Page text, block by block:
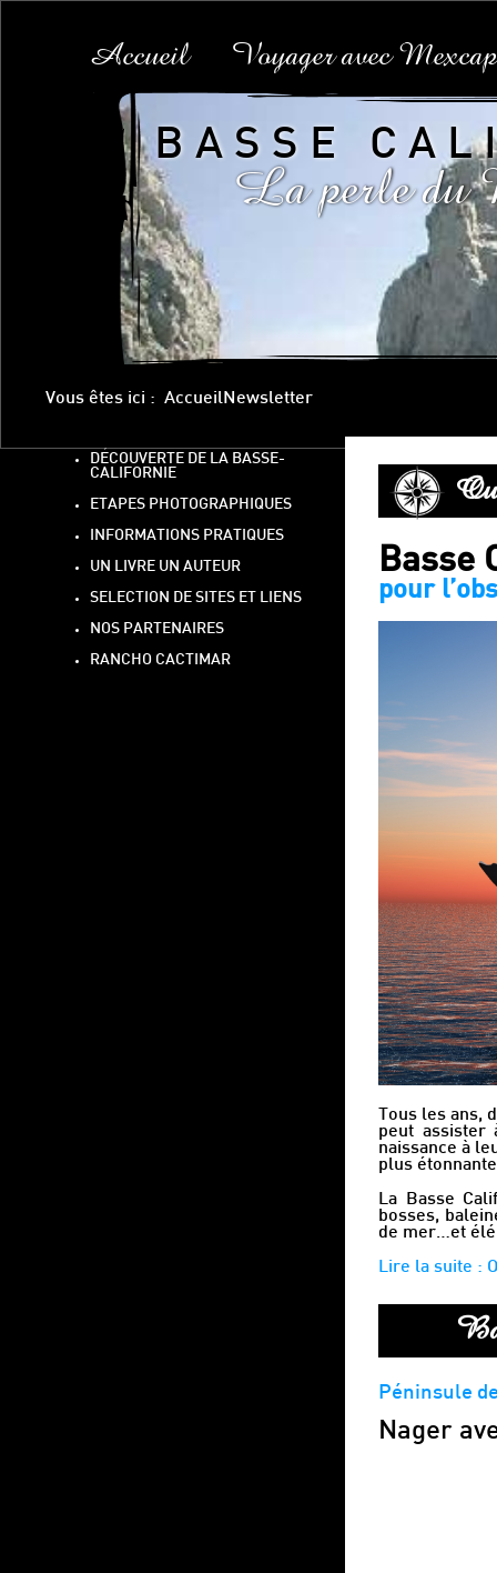
Accueil Voyager avec
BASSE
La perle du
Vous êtes ici : AccueilNewsletter
DÉCOUVERTE DE LA BASSE-
CALIFORNIE
ETAPES PHOTOGRAPHIQUES
INFORMATIONS PRATIQUES
UN LIVRE UN AUTEUR
SELECTION DE SITES ET LIENS
NOS PARTENAIRES
RANCHO CACTIMAR
Basse
pour
Tous les
peut assister
naissance à
plus
La Basse
bosses,
de mer…et
Lire la suite :
Péninsule
Nager